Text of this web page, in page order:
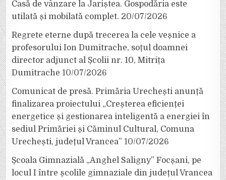
Casă de vânzare la Jariștea. Gospodăria este
utilată și mobilată complet. 20/07/2026
Regrete eterne după trecerea la cele veșnice a
profesorului Ion Dumitrache, soțul doamnei
director adjunct al Școlii nr. 10, Mitrița
Dumitrache 10/07/2026
Comunicat de presă. Primăria Urechești anunță
finalizarea proiectului „Creșterea eficienței
energetice și gestionarea inteligentă a energiei în
sediul Primăriei și Căminul Cultural, Comuna
Urechești, județul Vrancea” 10/07/2026
Școala Gimnazială „Anghel Saligny” Focșani, pe
locul I între școlile gimnaziale din județul Vrancea